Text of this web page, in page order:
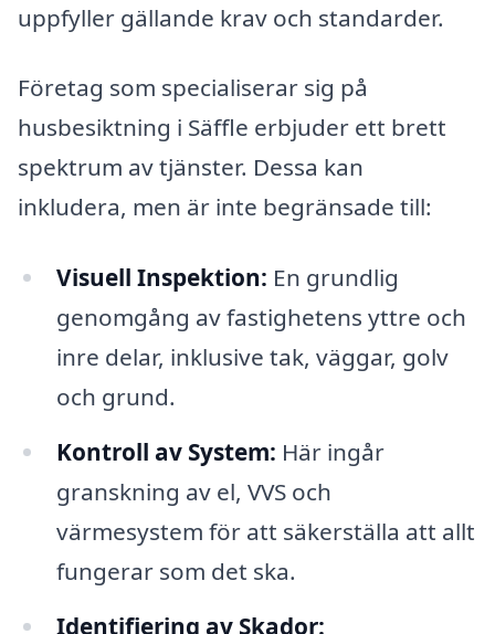
uppfyller gällande krav och standarder.
Företag som specialiserar sig på
husbesiktning i Säffle erbjuder ett brett
spektrum av tjänster. Dessa kan
inkludera, men är inte begränsade till:
Visuell Inspektion: En grundlig
genomgång av fastighetens yttre och
inre delar, inklusive tak, väggar, golv
och grund.
Kontroll av System: Här ingår
granskning av el, VVS och
värmesystem för att säkerställa att allt
fungerar som det ska.
Identifiering av Skador: